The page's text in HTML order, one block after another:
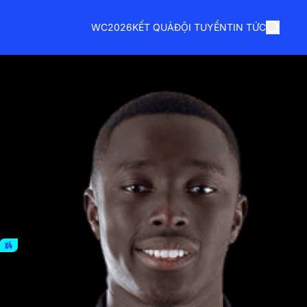
WC2026KẾT QUẢĐỘI TUYỂNTIN TỨC
x4